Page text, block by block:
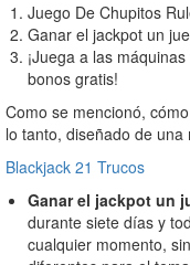
Juego De Chupitos
Ganar el jackpot un
¡Juega a las
bonos gratis!
Como se mencionó,
lo tanto, diseñado de
Blackjack 21 Trucos
Ganar el jackpot un
durante siete días y
cualquier momento,